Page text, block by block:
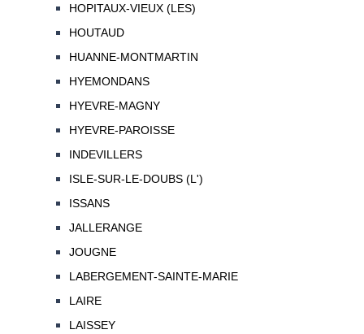
HOPITAUX-VIEUX (LES)
HOUTAUD
HUANNE-MONTMARTIN
HYEMONDANS
HYEVRE-MAGNY
HYEVRE-PAROISSE
INDEVILLERS
ISLE-SUR-LE-DOUBS (L')
ISSANS
JALLERANGE
JOUGNE
LABERGEMENT-SAINTE-MARIE
LAIRE
LAISSEY